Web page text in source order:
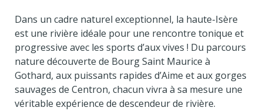
Dans un cadre naturel exceptionnel, la haute-Isère
est une rivière idéale pour une rencontre tonique et
progressive avec les sports d’aux vives ! Du parcours
nature découverte de Bourg Saint Maurice à
Gothard, aux puissants rapides d’Aime et aux gorges
sauvages de Centron, chacun vivra à sa mesure une
véritable expérience de descendeur de rivière.